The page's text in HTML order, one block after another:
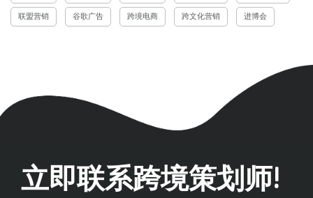
联盟营销 谷歌广告 跨境电商 跨文化营销 进博会
立即联系跨境策划师!